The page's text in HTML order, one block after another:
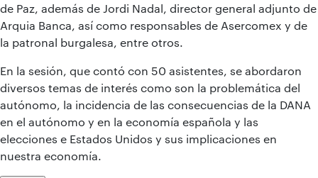
de Paz, además de Jordi Nadal, director general adjunto de
Arquia Banca, así como responsables de Asercomex y de
la patronal burgalesa, entre otros.
En la sesión, que contó con 50 asistentes, se abordaron
diversos temas de interés como son la problemática del
autónomo, la incidencia de las consecuencias de la DANA
en el autónomo y en la economía española y las
elecciones e Estados Unidos y sus implicaciones en
nuestra economía.